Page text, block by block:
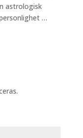
astrologisk
…